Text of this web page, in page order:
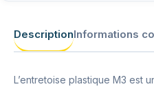
DescriptionInformations
L’entretoise plastique M3 est